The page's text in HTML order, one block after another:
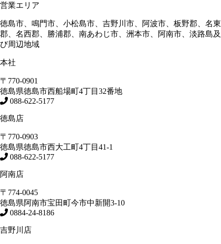
営業エリア
徳島市、鳴門市、小松島市、吉野川市、阿波市、板野郡、名東
郡、名西郡、勝浦郡、南あわじ市、洲本市、阿南市、淡路島及
び周辺地域
本社
〒770-0901
徳島県徳島市西船場町4丁目32番地
088-622-5177
徳島店
〒770-0903
徳島県徳島市西大工町4丁目41-1
088-622-5177
阿南店
〒774-0045
徳島県阿南市宝田町今市中新開3-10
0884-24-8186
吉野川店